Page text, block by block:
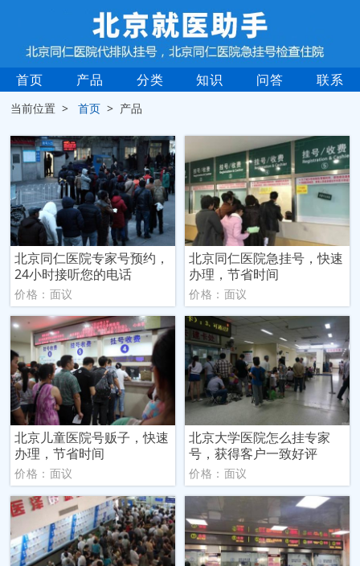
首页 产品 分类 知识 问答 联系
当前位置 >首页 > 产品
北京同仁医院专家号预约，
24小时接听您的电话
价格：面议
北京同仁医院急挂号，快速
办理，节省时间
价格：面议
北京儿童医院号贩子，快速
办理，节省时间
价格：面议
北京大学医院怎么挂专家
号，获得客户一致好评
价格：面议